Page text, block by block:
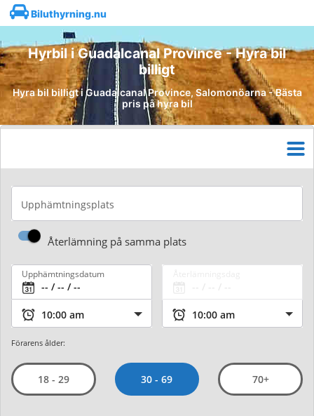
Biluthyrning.nu
Hyrbil i Guadalcanal Province - Hyra bil
billigt
Hyra bil billigt i Guadalcanal Province, Salomonöarna - Bästa
pris på hyra bil
Upphämtningsplats
Återlämning på samma plats
Upphämtningsdatum
Förarens ålder:
18 - 29 30 - 69 70+